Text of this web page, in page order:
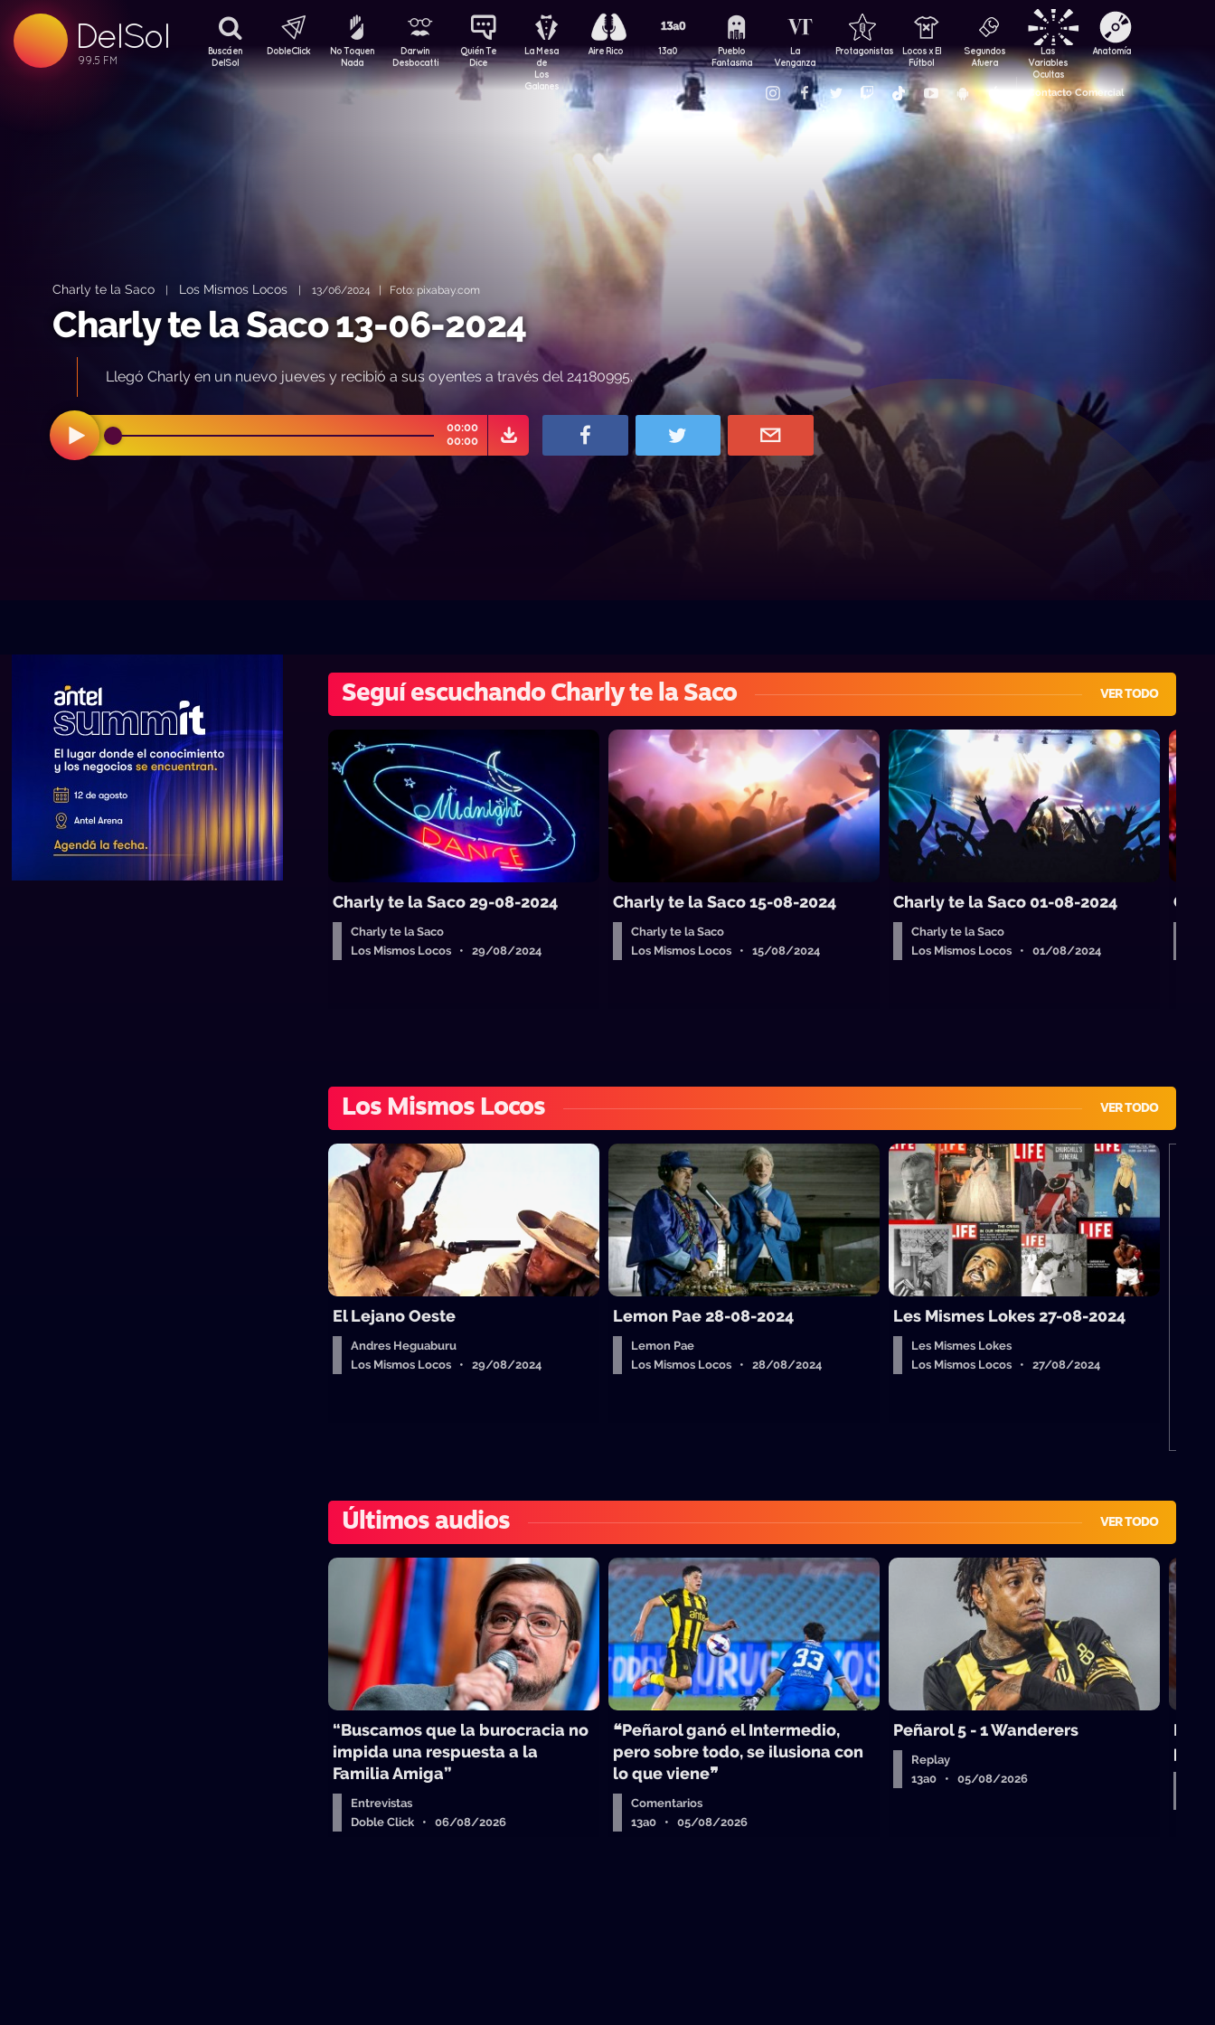
DelSol
99.5 FM
99.5 FM
99.5 FM
Buscá en
DelSol
DobleClick
No Toquen
Nada
Darwin
Desbocatti
Quién Te
Dice
La Mesa
de
Los
Galanes
Aire Rico 13a0
Pueblo
Fantasma
La
Venganza
Protagonistas
Locos x El
Fútbol
Segundos
Afuera
Las
Variables
Ocultas
Anatomía
Contacto Comercial
Charly te la Saco| Los Mismos Locos | 13/06/2024 | Foto: pixabay.com
Charly te la Saco 13-06-2024
Llegó Charly en un nuevo jueves y recibió a sus oyentes a través del 24180995.
00:00
00:00
Seguí escuchando Charly te la Saco VER TODO
Charly te la Saco 29-08-2024
Charly te la Saco
Los Mismos Locos • 29/08/2024
Charly te la Saco 15-08-2024
Charly te la Saco
Los Mismos Locos • 15/08/2024
Charly te la Saco 01-08-2024
Charly te la Saco
Los Mismos Locos • 01/08/2024
Los Mismos Locos VER TODO
El Lejano Oeste
Andres Heguaburu
Los Mismos Locos • 29/08/2024
Lemon Pae 28-08-2024
Lemon Pae
Los Mismos Locos • 28/08/2024
Les Mismes Lokes 27-08-2024
Les Mismes Lokes
Los Mismos Locos • 27/08/2024
Últimos audios VER TODO
“Buscamos que la burocracia no
impida una respuesta a la
Familia Amiga”
Entrevistas
Doble Click • 06/08/2026
❝Peñarol ganó el Intermedio,
pero sobre todo, se ilusiona con
lo que viene❞
Comentarios
13a0 • 05/08/2026
Peñarol 5 - 1 Wanderers
Replay
13a0 • 05/08/2026